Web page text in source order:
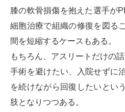
膝の軟骨損傷を抱えた選手が
細胞治療で組織の修復を図る
間を短縮するケースもある。
もちろん、アスリートだけの話
手術を避けたい、入院せずに
を続けながら回復したいとい
肢となりつつある。